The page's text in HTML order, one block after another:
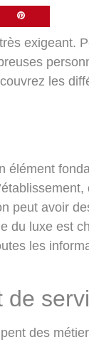
exigeant.
les
élément
peut avoir
du luxe est
les
de
des